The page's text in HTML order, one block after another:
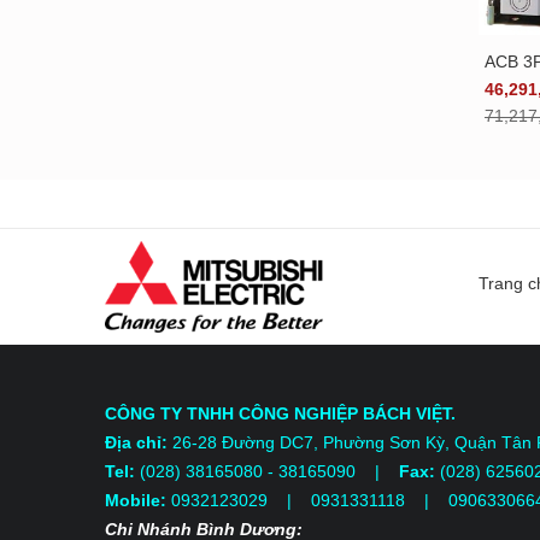
ACB
Trang
CÔNG TY TNHH CÔNG NGHIỆP BÁCH VIỆT.
Địa chỉ: 26-28 Đường DC7, Phường Sơn Kỳ, Quận Tân
Tel: (028) 38165080 - 38165090 | Fax: (028)
Mobile: 0932123029 | 0931331118 |
Chi Nhánh Bình Dương: